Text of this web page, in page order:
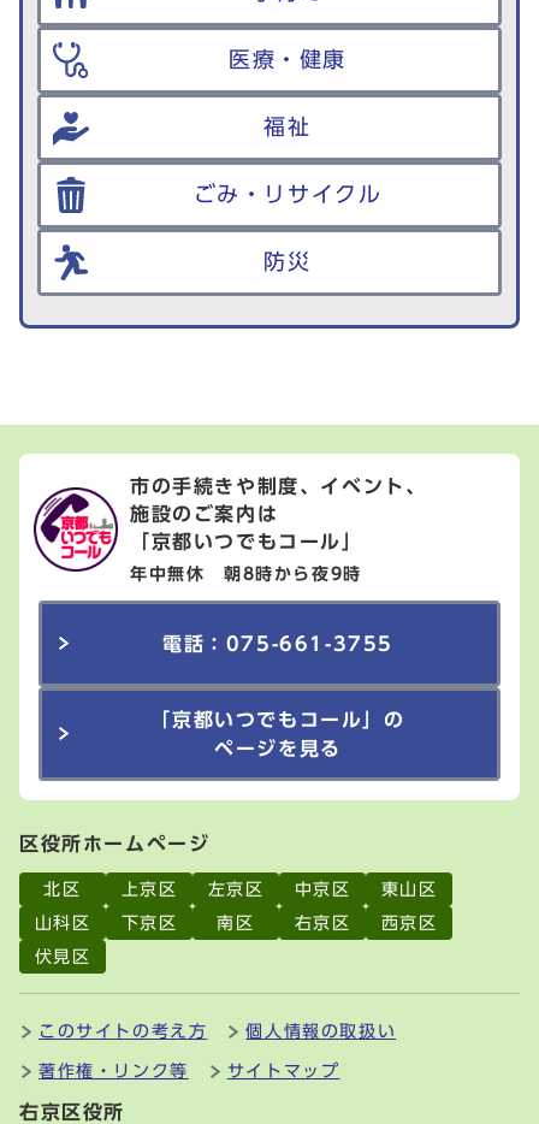
医療・健康
福祉
ごみ・リサイクル
防災
市の手続きや制度、イベント、
施設のご案内は
「京都いつでもコール」
年中無休 朝8時から夜9時
電話：075-661-3755
「京都いつでもコール」の
ページを見る
区役所ホームページ
北区 上京区 左京区 中京区
東山区
山科区
下京区 南区 右京区
西京区
伏見区
このサイトの考え方 個人情報の取扱い
著作権・リンク等 サイトマップ
右京区役所